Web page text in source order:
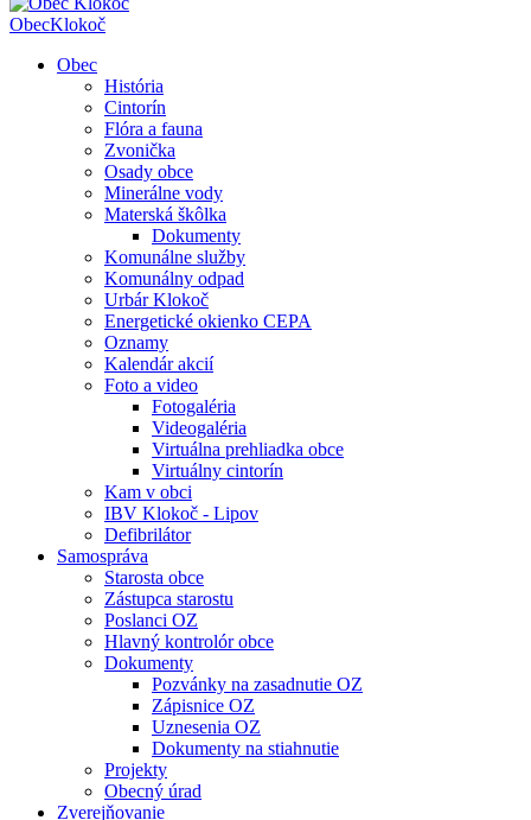
ObecKlokoč
Obec
História
Cintorín
Flóra a fauna
Zvonička
Osady obce
Minerálne vody
Materská škôlka
Dokumenty
Komunálne služby
Komunálny odpad
Urbár Klokoč
Energetické okienko CEPA
Oznamy
Kalendár akcií
Foto a video
Fotogaléria
Videogaléria
Virtuálna prehliadka obce
Virtuálny cintorín
Kam v obci
IBV Klokoč - Lipov
Defibrilátor
Samospráva
Starosta obce
Zástupca starostu
Poslanci OZ
Hlavný kontrolór obce
Dokumenty
Pozvánky na zasadnutie OZ
Zápisnice OZ
Uznesenia OZ
Dokumenty na stiahnutie
Projekty
Obecný úrad
Zverejňovanie